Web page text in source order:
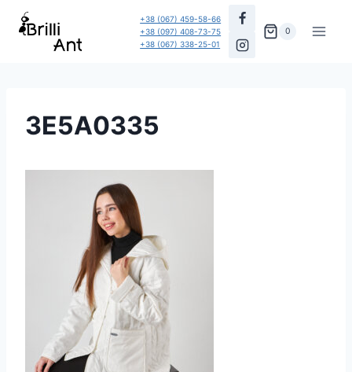
Перейти
+38 (067) 459-58-66
+38 (097) 408-73-75
+38 (067) 338-25-01
0
3E5A0335